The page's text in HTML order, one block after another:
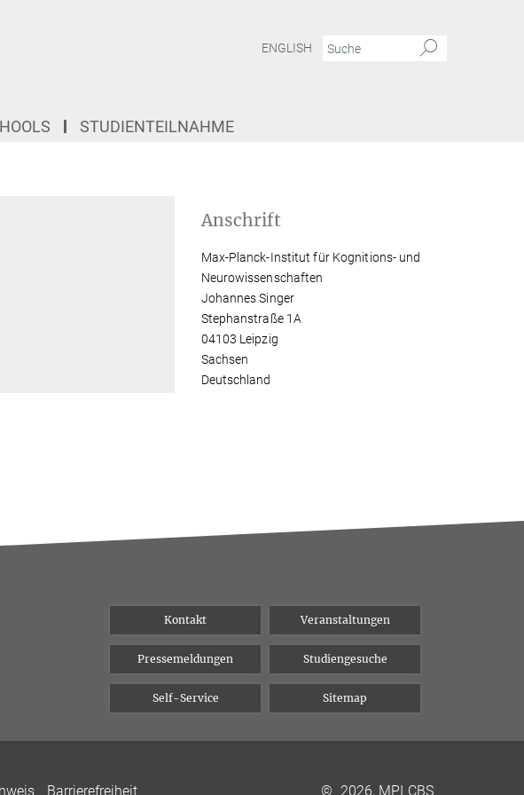
ENGLISH
STUDIENTEILNAHME
Anschrift
Max-Planck-Institut für Kognitions- und
Neurowissenschaften
Johannes Singer
Stephanstraße 1A
04103 Leipzig
Sachsen
Deutschland
Kontakt Veranstaltungen
Pressemeldungen Studiengesuche
Self-Service Sitemap
Barrierefreiheit © 2026, MPI CBS